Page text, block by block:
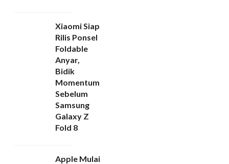
Xiaomi Siap
Rilis Ponsel
Foldable
Anyar,
Bidik
Momentum
Sebelum
Samsung
Galaxy Z
Fold 8
Apple Mulai